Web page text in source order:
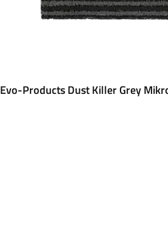
Evo-Products Dust Killer Grey